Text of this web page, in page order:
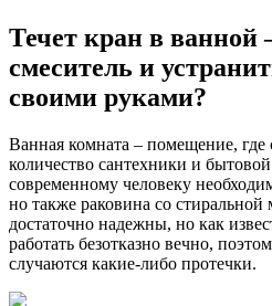
Течет кран в ванной
смеситель и
своими руками?
Ванная комната – помещение,
количество сантехники и
современному человеку
но также раковина со
достаточно надежны, но как
работать безотказно вечно,
случаются какие-либо протечки.